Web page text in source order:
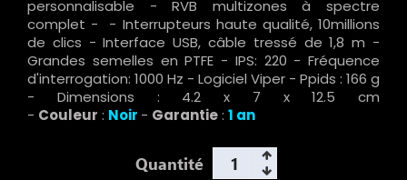
personnalisable - RVB multizones à spectre
complet - - Interrupteurs haute qualité, 10millions
de clics - Interface USB, câble tressé de 1,8 m -
Grandes semelles en PTFE - IPS: 220 - Fréquence
d'interrogation: 1000 Hz - Logiciel Viper - Ppids : 166 g
- Dimensions : 4.2 x 7 x 12.5 cm
- Couleur : Noir - Garantie: 1 an
Quantité